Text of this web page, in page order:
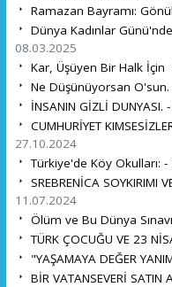
Ramazan Bayramı:
Dünya Kadınlar
08.03.2025
Kar, Üşüyen Bir Halk
Ne Düşünüyorsan O'sun.
İNSANIN GİZLİ DUNYASI. -
CUMHURİYET
27.10.2024
Türkiye'de Köy Okulları: -
SREBRENİCA SOYKIRIMI
11.07.2024
Ölüm ve Bu Dünya
TÜRK ÇOCUĞU VE 23
"YAŞAMAYA DEĞER
BİR VATANSEVERİ SATIN